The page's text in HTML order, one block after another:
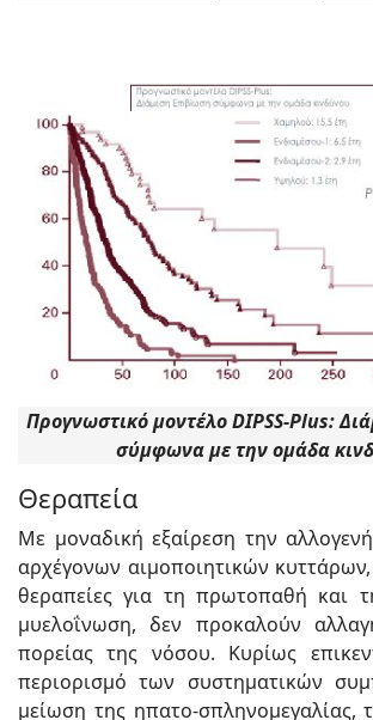
Προγνωστικό μοντέλο DIPSS-Plus:
σύμφωνα με την ομάδα
Θεραπεία
Με μοναδική εξαίρεση την
αρχέγονων αιμοποιητικών
θεραπείες για τη πρωτοπαθή και
μυελοΐνωση, δεν προκαλούν
πορείας της νόσου. Κυρίως
περιορισμό των συστηματικών
μείωση της ηπατο-σπληνομεγαλίας,